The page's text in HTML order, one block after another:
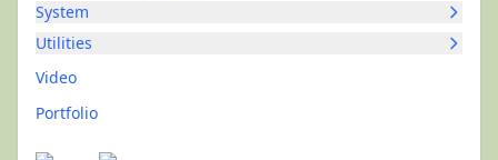
System
Utilities
Video
Portfolio